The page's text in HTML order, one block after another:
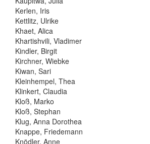
Kerlen, Iris
Kettlitz, Ulrike
Khaet, Alica
Khartishvili, Vladimer
Kindler, Birgit
Kirchner, Wiebke
Kiwan, Sari
Kleinhempel, Thea
Klinkert, Claudia
Kloß, Marko
Kloß, Stephan
Klug, Anna Dorothea
Knappe, Friedemann
Knödler, Anne